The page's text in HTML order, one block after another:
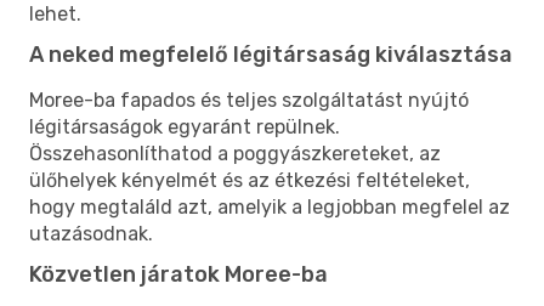
lehet.
A neked megfelelő légitársaság kiválasztása
Moree-ba fapados és teljes szolgáltatást nyújtó
légitársaságok egyaránt repülnek.
Összehasonlíthatod a poggyászkereteket, az
ülőhelyek kényelmét és az étkezési feltételeket,
hogy megtaláld azt, amelyik a legjobban megfelel az
utazásodnak.
Közvetlen járatok Moree-ba